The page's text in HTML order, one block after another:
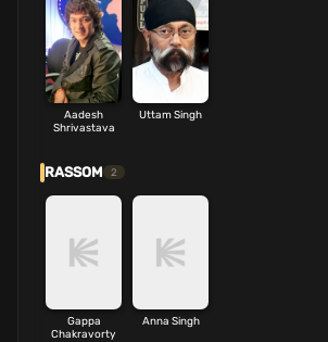
Aadesh
Shrivastava
Uttam Singh
RASSOM 2
Gappa
Chakravorty
Anna Singh